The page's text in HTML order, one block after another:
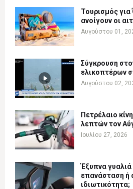
Τουρισμός
ανοίγουν οι
Αυγούστου 01,
Σύγκρουση
ελικοπτέρων
Αυγούστου 02,
Πετρέλαιο
λεπτών τον
Ιουλίου 27, 2026
Έξυπνα γυαλιά
επανάσταση ή
ιδιωτικότητα;